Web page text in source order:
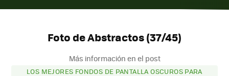
Foto de Abstractos (37/45)
Más información en el post
LOS MEJORES FONDOS DE PANTALLA OSCUROS PARA